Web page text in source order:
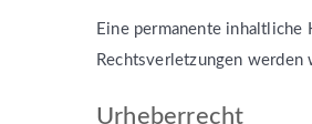
Eine permanente
Rechtsverletzungen
Urheberrecht